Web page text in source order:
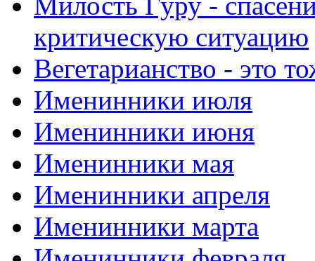
критическую ситуацию
Вегетарианство - это
Именинники июля
Именинники июня
Именинники мая
Именинники апреля
Именинники марта